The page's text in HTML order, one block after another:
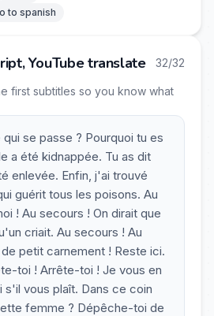
to spanish
YouTube translate 32/32
first subtitles so you know what
se passe ? Pourquoi tu es
a été kidnappée. Tu as dit
enlevée. Enfin, j'ai trouvé
guérit tous les poisons. Au
! Au secours ! On dirait que
criait. Au secours ! Au
petit carnement ! Reste ici.
toi ! Arrête-toi ! Je vous en
s'il vous plaît. Dans ce coin
femme ? Dépêche-toi de